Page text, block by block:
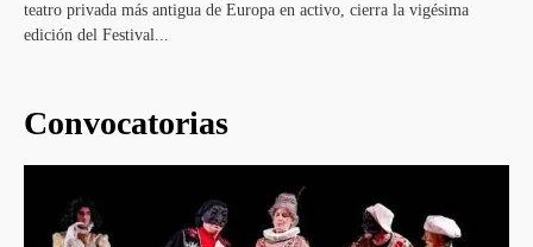
teatro privada más antigua de Europa en activo, cierra la vigésima
edición del Festival...
Convocatorias